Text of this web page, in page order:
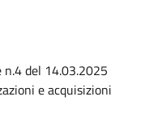
n.4 del 14.03.2025
e acquisizioni